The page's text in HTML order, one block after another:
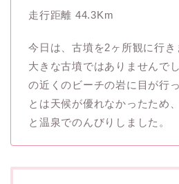
走行距離 44.3Km
今日は、古墳を2ヶ所観に行
大きな古墳ではありませんで
の近くのビーチの岩に目が行
とは天候が優れなかったため
と温泉でのんびりしました。